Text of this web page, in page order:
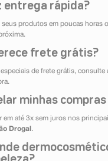
entrega rápida?
seus produtos em poucas horas
frete grátis?
de frete grátis, consulte
minhas
em até 3x sem juros nos
Drogal .